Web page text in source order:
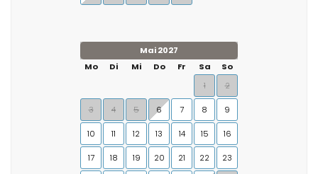
Mai 2027
Mo
Di Mi Do Fr Sa
So
1
2
3 4 5 6 7 8 9
10 11 12 13 14 15 16
17 18 19 20 21 22 23